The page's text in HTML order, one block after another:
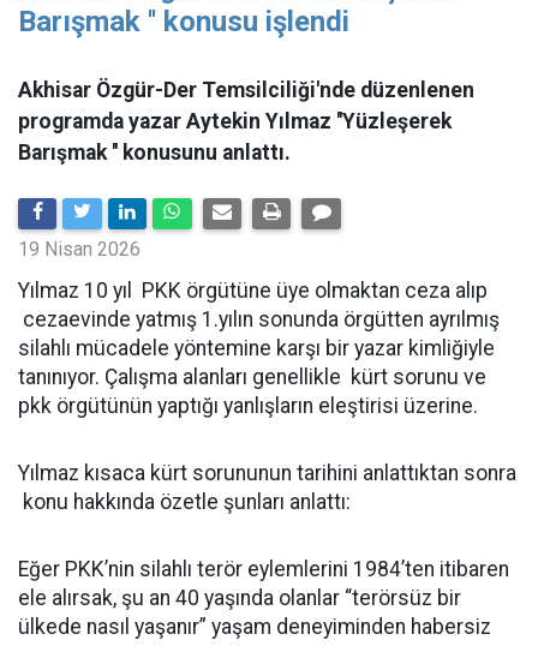
Barışmak '' konusu işlendi
Akhisar Özgür-Der Temsilciliği'nde düzenlenen
programda yazar Aytekin Yılmaz ''Yüzleşerek
Barışmak '' konusunu anlattı.
19 Nisan 2026
Yılmaz 10 yıl PKK örgütüne üye olmaktan ceza alıp
cezaevinde yatmış 1.yılın sonunda örgütten ayrılmış
silahlı mücadele yöntemine karşı bir yazar kimliğiyle
tanınıyor. Çalışma alanları genellikle kürt sorunu ve
pkk örgütünün yaptığı yanlışların eleştirisi üzerine.
Yılmaz kısaca kürt sorununun tarihini anlattıktan sonra
konu hakkında özetle şunları anlattı:
Eğer PKK’nin silahlı terör eylemlerini 1984’ten itibaren
ele alırsak, şu an 40 yaşında olanlar “terörsüz bir
ülkede nasıl yaşanır” yaşam deneyiminden habersiz